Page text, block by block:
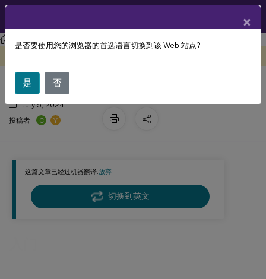
Session Recording Session Recording 2110
这篇文章已经过机器翻译.放弃
切换到英文
入门
July 5, 2024
投稿者:
C Y
×
是否要使用您的浏览器的首选语言切换到该 Web 站点?
是 否